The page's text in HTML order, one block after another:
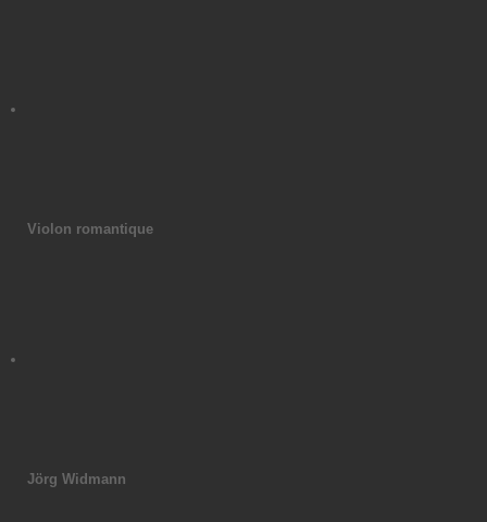
Violon romantique
Jörg Widmann